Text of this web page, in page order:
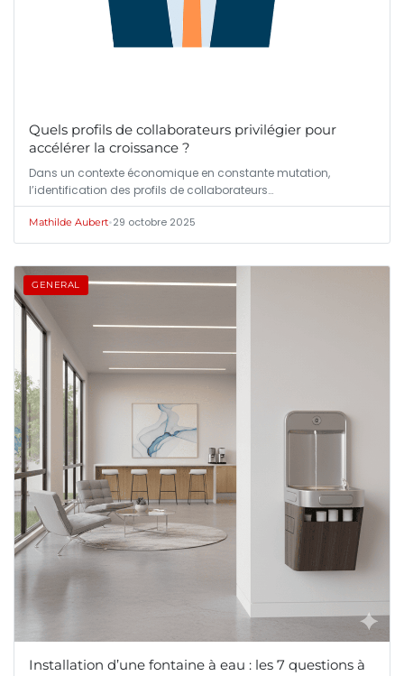
Quels profils de collaborateurs privilégier pour
accélérer la croissance ?
Dans un contexte économique en constante mutation,
l’identification des profils de collaborateurs…
Mathilde Aubert•29 octobre 2025
GENERAL
Installation d’une fontaine à eau : les 7 questions à